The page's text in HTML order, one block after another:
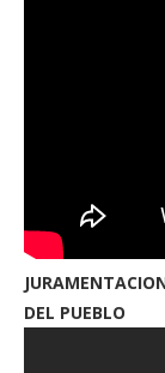
DEL PUEBLO